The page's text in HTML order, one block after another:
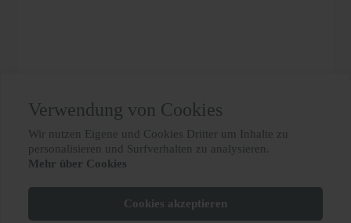
einreichen Datenschutz-Bestimmungen
MEHR DIENSTLEISTUNGEN
Verwendung von Cookies
Wir nutzen Eigene und Cookies Dritter um Inhalte zu
personalisieren und Surfverhalten zu analysieren.
Mehr über Cookies
Cookies akzeptieren